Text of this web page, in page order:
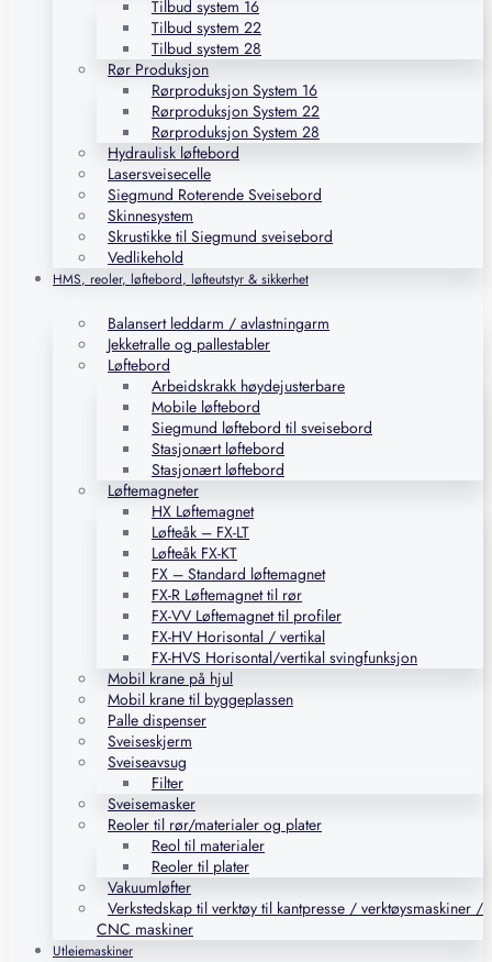
Tilbud system 16
Tilbud system 22
Tilbud system 28
Rør Produksjon
Rørproduksjon System 16
Rørproduksjon System 22
Rørproduksjon System 28
Hydraulisk løftebord
Lasersveisecelle
Siegmund Roterende Sveisebord
Skinnesystem
Skrustikke til Siegmund sveisebord
Vedlikehold
HMS, reoler, løftebord, løfteutstyr & sikkerhet
Balansert leddarm / avlastningarm
Jekketralle og pallestabler
Løftebord
Arbeidskrakk høydejusterbare
Mobile løftebord
Siegmund løftebord til sveisebord
Stasjonært løftebord
Stasjonært løftebord
Løftemagneter
HX Løftemagnet
Løfteåk – FX-LT
Løfteåk FX-KT
FX – Standard løftemagnet
FX-R Løftemagnet til rør
FX-VV Løftemagnet til profiler
FX-HV Horisontal / vertikal
FX-HVS Horisontal/vertikal svingfunksjon
Mobil krane på hjul
Mobil krane til byggeplassen
Palle dispenser
Sveiseskjerm
Sveiseavsug
Filter
Sveisemasker
Reoler til rør/materialer og plater
Reol til materialer
Reoler til plater
Vakuumløfter
Verkstedskap til verktøy til kantpresse / verktøysmaskiner /
CNC maskiner
Utleiemaskiner